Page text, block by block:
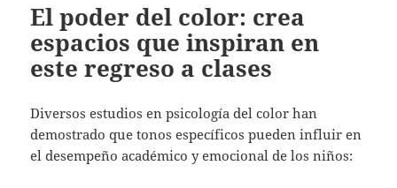
El poder del color: crea
espacios que inspiran en
este regreso a clases
Diversos estudios en psicología del color han
demostrado que tonos específicos pueden influir en
el desempeño académico y emocional de los niños: